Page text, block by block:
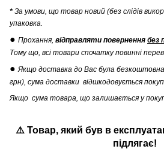
* За умови, що товар новий (без слідів
упаковка.
● Прохання, відправляти повернення без
Тому що, всі товари спочатку повинні
● Якщо доставка до Вас була безкоштовна
грн), сума доставки відшкодовується
Якщо сума товара, що залишається у
⚠️ Товар, який був в
підлягає!